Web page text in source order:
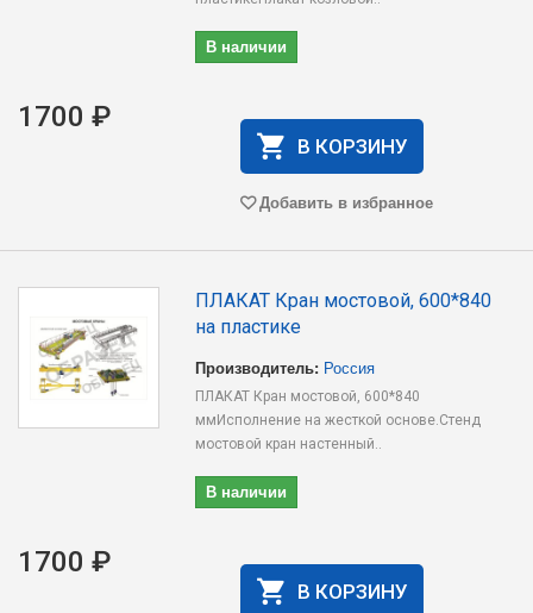
В наличии
1700 ₽
В КОРЗИНУ
Добавить в избранное
ПЛАКАТ Кран мостовой, 600*840
на пластике
Производитель: Россия
ПЛАКАТ Кран мостовой, 600*840
ммИсполнение на жесткой основе.Стенд
мостовой кран настенный..
В наличии
1700 ₽
В КОРЗИНУ